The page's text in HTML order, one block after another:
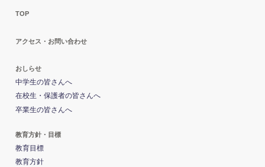
TOP
アクセス・お問い合わせ
おしらせ
中学生の皆さんへ
在校生・保護者の皆さんへ
卒業生の皆さんへ
教育方針・目標
教育目標
教育方針